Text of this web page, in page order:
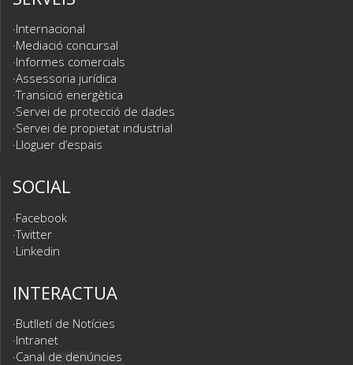
Internacional
Mediació concursal
Informes comercials
Assessoria jurídica
Transició energètica
Servei de protecció de dades
Servei de propietat industrial
Lloguer d’espais
SOCIAL
Facebook
Twitter
Linkedin
INTERACTUA
Butlletí de Notícies
Intranet
Canal de denúncies